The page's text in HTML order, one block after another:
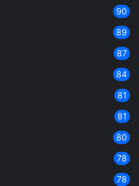
90
89
87
84
81
81
80
78
78